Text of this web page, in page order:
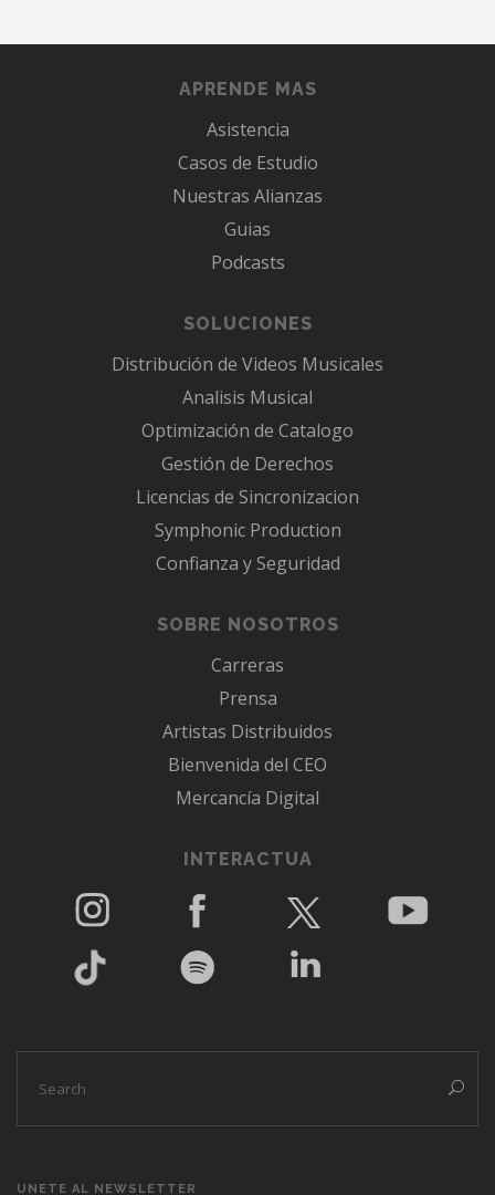
APRENDE MAS
Asistencia
Casos de Estudio
Nuestras Alianzas
Guias
Podcasts
SOLUCIONES
Distribución de Videos Musicales
Analisis Musical
Optimización de Catalogo
Gestión de Derechos
Licencias de Sincronizacion
Symphonic Production
Confianza y Seguridad
SOBRE NOSOTROS
Carreras
Prensa
Artistas Distribuidos
Bienvenida del CEO
Mercancía Digital
INTERACTUA
UNETE AL NEWSLETTER